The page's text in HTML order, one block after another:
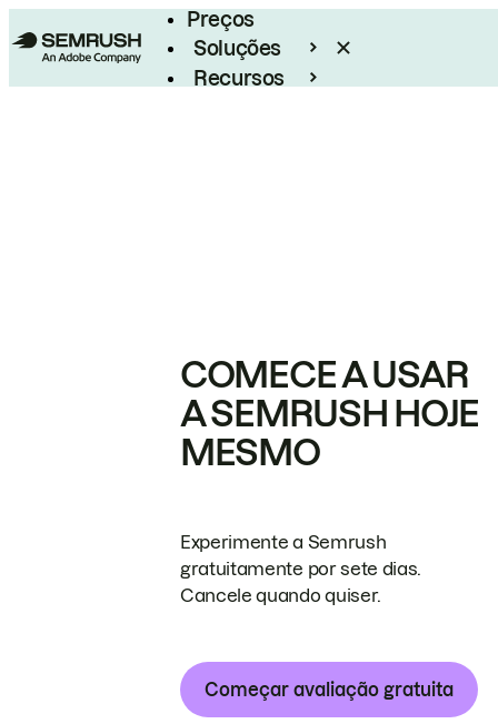
Preços
Soluções
Recursos
COMECE A USAR
A SEMRUSH HOJE
MESMO
Experimente a Semrush
gratuitamente por sete dias.
Cancele quando quiser.
Começar avaliação gratuita